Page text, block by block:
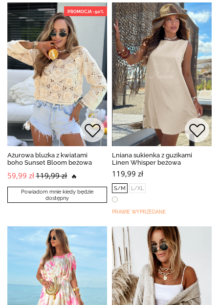
PROMOCJA -50%
Ażurowa bluzka z kwiatami
boho Sunset Bloom beżowa
59,99 zł119,99 zł 🔥
Powiadom mnie kiedy będzie
dostępny
Lniana sukienka z guzikami
Linen Whisper beżowa
119,99 zł
S/M L/XL
PRAWIE WYPRZEDANE